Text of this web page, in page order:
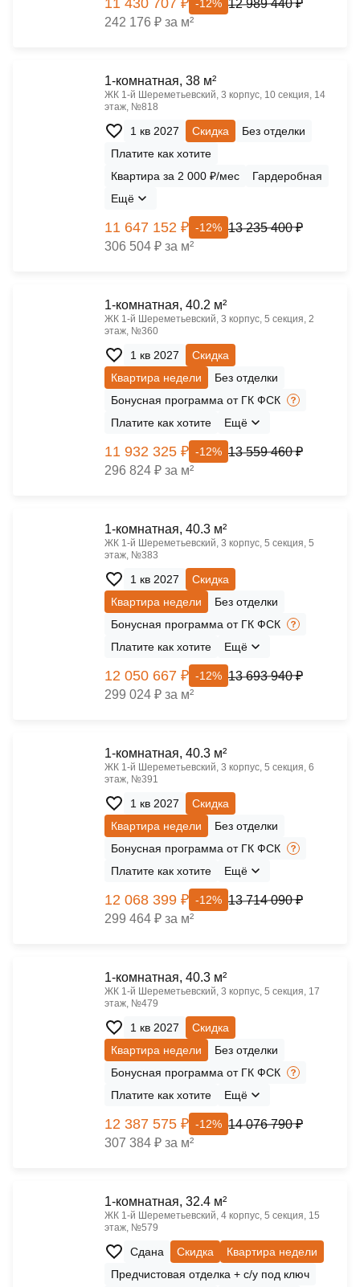
-12% 12 989 440 ₽
242 176 ₽ за м²
1-комнатная, 38 м²
ЖК 1‑й Шереметьевский, 3 корпус, 10 секция, 14
этаж, №818
1 кв 2027 Скидка
Без отделки
Платите как хотите
Квартира за 2 000 ₽/мес
Гардеробная
Ещё
11 647 152 ₽ -12% 13 235 400 ₽
306 504 ₽ за м²
1-комнатная, 40.2 м²
ЖК 1‑й Шереметьевский, 3 корпус, 5 секция, 2
этаж, №360
1 кв 2027
Скидка
Квартира недели
Без отделки
Бонусная программа от ГК ФСК
Платите как хотите
Ещё
11 932 325 ₽ -12% 13 559 460 ₽
296 824 ₽ за м²
1-комнатная, 40.3 м²
ЖК 1‑й Шереметьевский, 3 корпус, 5 секция, 5
этаж, №383
1 кв 2027
Скидка
Квартира недели
Без отделки
Бонусная программа от ГК ФСК
Платите как хотите
Ещё
12 050 667 ₽ -12% 13 693 940 ₽
299 024 ₽ за м²
1-комнатная, 40.3 м²
ЖК 1‑й Шереметьевский, 3 корпус, 5 секция, 6
этаж, №391
1 кв 2027
Скидка
Квартира недели
Без отделки
Бонусная программа от ГК ФСК
Платите как хотите
Ещё
12 068 399 ₽ -12% 13 714 090 ₽
299 464 ₽ за м²
1-комнатная, 40.3 м²
ЖК 1‑й Шереметьевский, 3 корпус, 5 секция, 17
этаж, №479
1 кв 2027
Скидка
Квартира недели
Без отделки
Бонусная программа от ГК ФСК
Платите как хотите
Ещё
12 387 575 ₽ -12% 14 076 790 ₽
307 384 ₽ за м²
1-комнатная, 32.4 м²
ЖК 1‑й Шереметьевский, 4 корпус, 5 секция, 15
этаж, №579
Сдана Скидка
Квартира недели
Предчистовая отделка + с/у под ключ